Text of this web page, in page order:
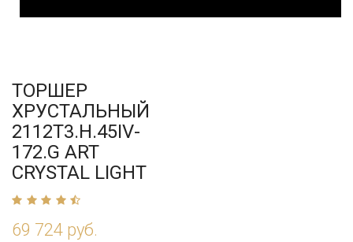
ТОРШЕР
ХРУСТАЛЬНЫЙ
2112T3.H.45IV-
172.G ART
CRYSTAL LIGHT
69 724 руб.